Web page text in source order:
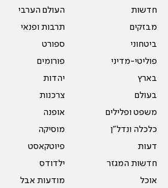
חדשות
מבזקים
ביטחוני
פוליטי-מדיני
בארץ
בעולם
משפט ופלילים
כלכלה ונדל"ן
דעות
חדשות המגזר
אוכל
העולם הערבי
תרבות ופנאי
ספורט
פורומים
יהדות
צרכנות
אופנה
מוסיקה
פיוטקאסט
ילדודס
מודעות אבל